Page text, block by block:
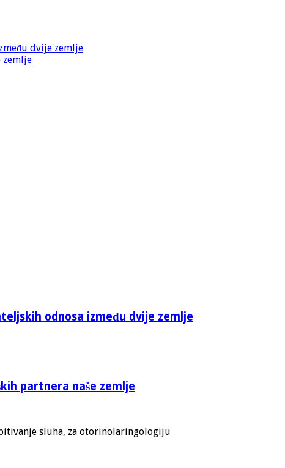
dvije zemlje
zemlje
odnosa između dvije zemlje
partnera naše zemlje
sluha, za otorinolaringologiju